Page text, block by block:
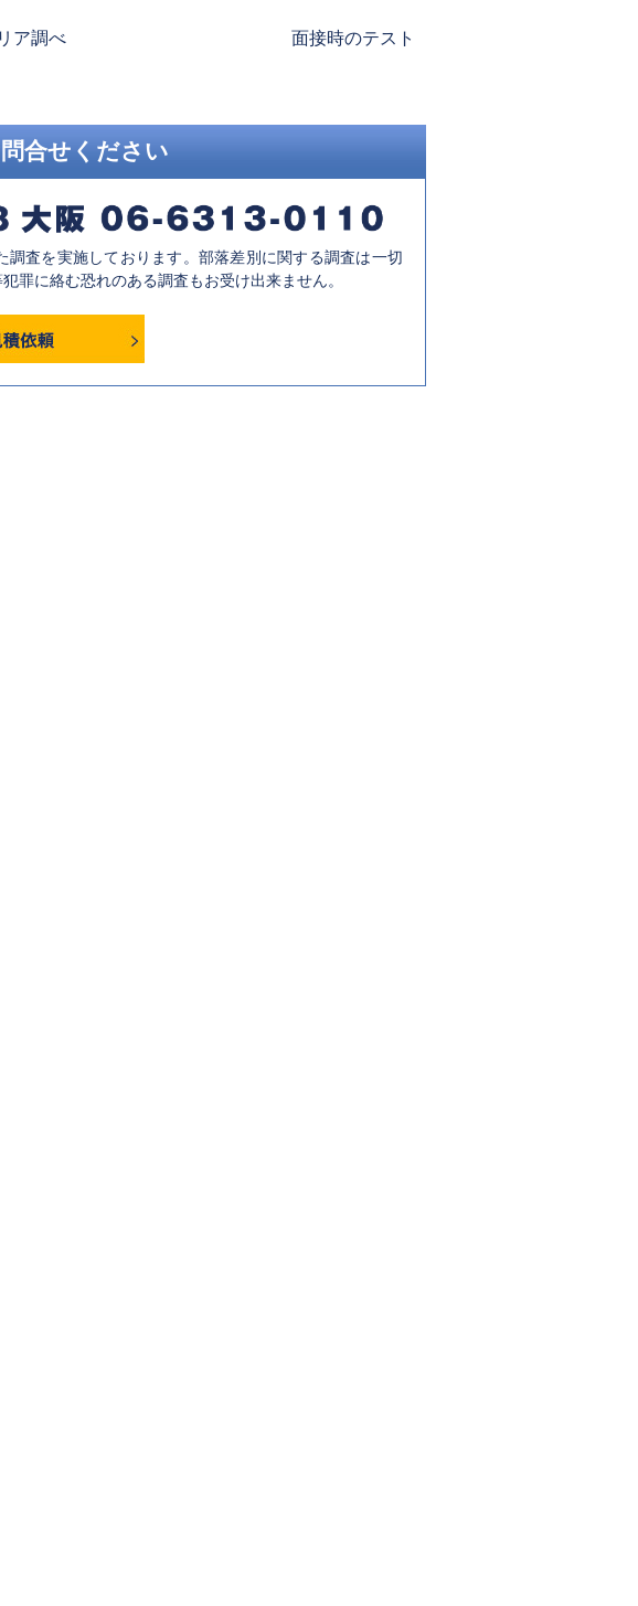
ア調べ Next
面接時のテスト
合せください
査を実施しております。部落差別に関する調査は一切
罪に絡む恐れのある調査もお受け出来ません。